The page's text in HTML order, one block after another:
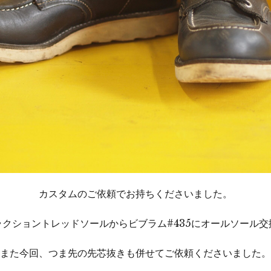
カスタムのご依頼でお持ちくださいました。
ショントレッドソールからビブラム#435にオールソール
また今回、つま先の先芯抜きも併せてご依頼くださいました。